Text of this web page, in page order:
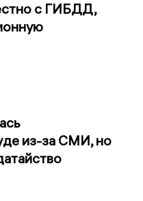
с ГИБДД,
из-за СМИ, но